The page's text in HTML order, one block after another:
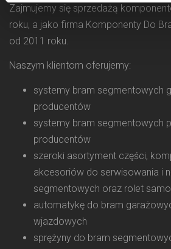
Zajmujemy się sprzedażą
roku, a jako firma Komponenty Do
od 2011 roku.
Naszym klientom oferujemy:
systemy bram segmentowych
producentów
systemy bram segmentowych
producentów
szeroki asortyment części,
akcesoriów do serwisowania i
segmentowych oraz rolet
automatykę do bram
wjazdowych
sprężyny do bram